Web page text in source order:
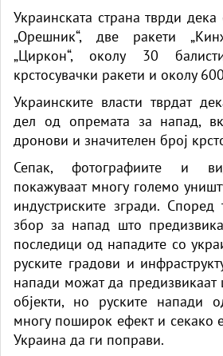
Украинската страна тврди
„Орешник“, две ракети
„Циркон“, околу 30
крстосувачки ракети и околу
Украинските власти тврдат
дел од опремата за напад,
дронови и значителен број
Сепак, фотографиите и
покажуваат многу големо
индустриските згради. Според
збор за напад што
последици од нападите со
руските градови и
напади можат да предизвикаат
објекти, но руските напади
многу поширок ефект и секако
Украина да ги поправи.